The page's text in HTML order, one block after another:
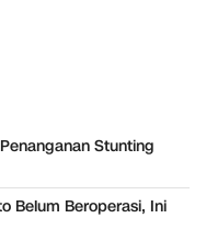
Stunting
Belum Beroperasi, Ini